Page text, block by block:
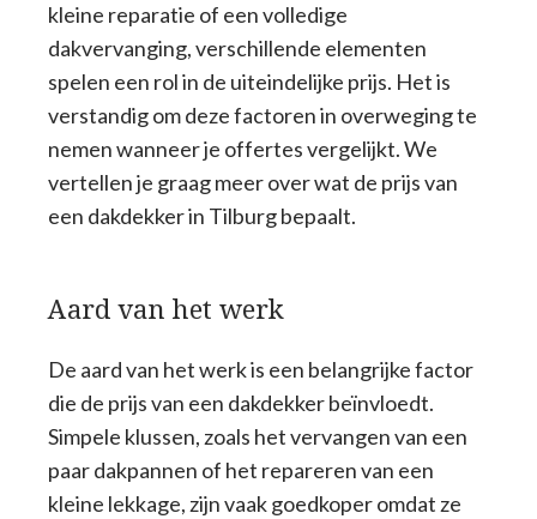
kleine reparatie of een volledige
dakvervanging, verschillende elementen
spelen een rol in de uiteindelijke prijs. Het is
verstandig om deze factoren in overweging te
nemen wanneer je offertes vergelijkt. We
vertellen je graag meer over wat de prijs van
een dakdekker in Tilburg bepaalt.
Aard van het werk
De aard van het werk is een belangrijke factor
die de prijs van een dakdekker beïnvloedt.
Simpele klussen, zoals het vervangen van een
paar dakpannen of het repareren van een
kleine lekkage, zijn vaak goedkoper omdat ze